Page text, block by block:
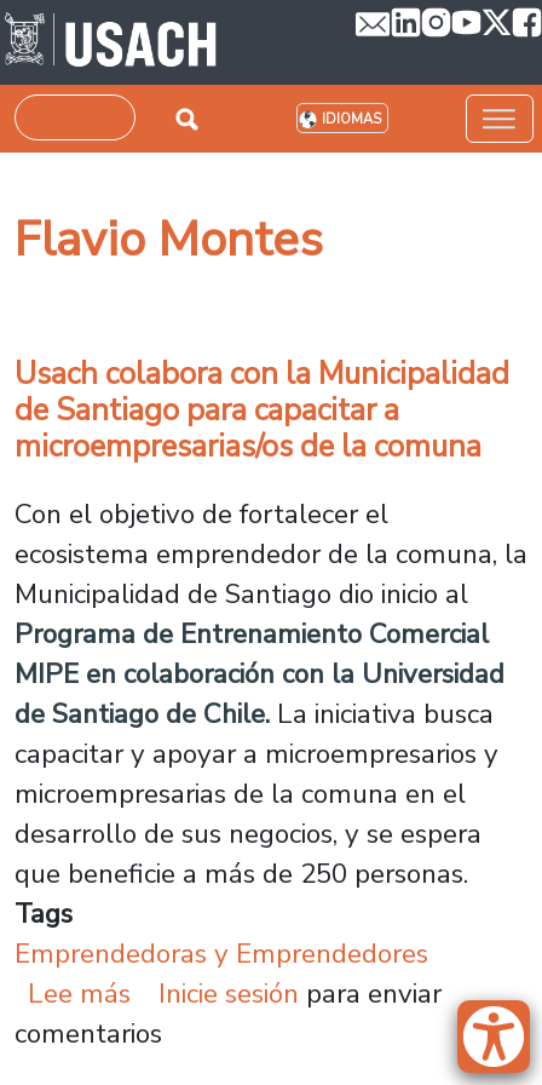
Pasar al contenido principal
Buscar IDIOMAS
Flavio Montes
Usach colabora con la Municipalidad
de Santiago para capacitar a
microempresarias/os de la comuna
Con el objetivo de fortalecer el
ecosistema emprendedor de la comuna, la
Municipalidad de Santiago dio inicio al
Programa de Entrenamiento Comercial
MIPE en colaboración con la Universidad
de Santiago de Chile. La iniciativa busca
capacitar y apoyar a microempresarios y
microempresarias de la comuna en el
desarrollo de sus negocios, y se espera
que beneficie a más de 250 personas.
Tags
Emprendedoras y Emprendedores
Lee más sobre Usach colabora con la
Inicie sesión para enviar
comentarios